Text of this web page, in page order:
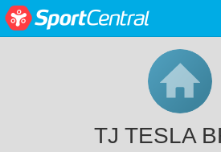
TJ TESLA